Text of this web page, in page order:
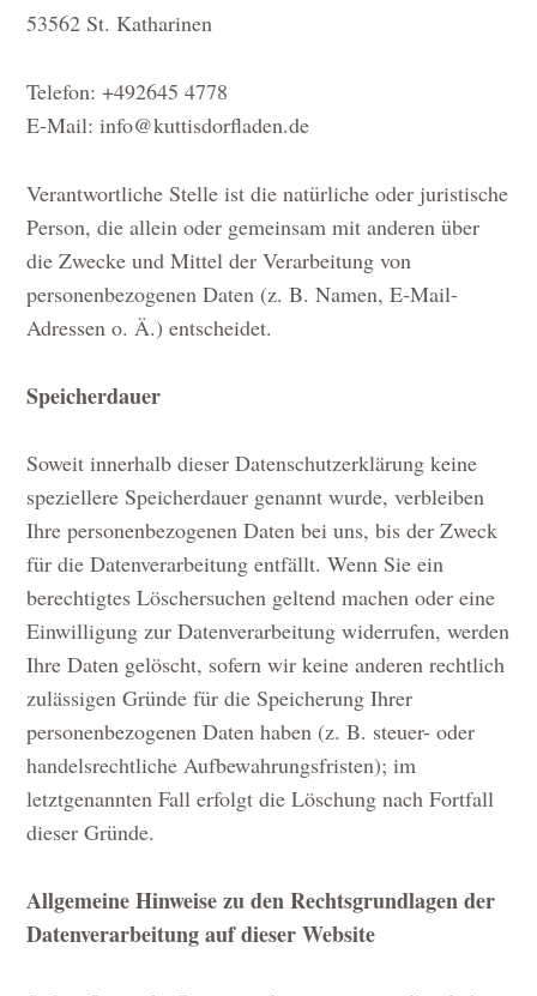
53562 St. Katharinen
Telefon: +492645 4778
E-Mail: info@kuttisdorfladen.de
Verantwortliche Stelle ist die natürliche oder juristische
Person, die allein oder gemeinsam mit anderen über
die Zwecke und Mittel der Verarbeitung von
personenbezogenen Daten (z. B. Namen, E-Mail-
Adressen o. Ä.) entscheidet.
Speicherdauer
Soweit innerhalb dieser Datenschutzerklärung keine
speziellere Speicherdauer genannt wurde, verbleiben
Ihre personenbezogenen Daten bei uns, bis der Zweck
für die Datenverarbeitung entfällt. Wenn Sie ein
berechtigtes Löschersuchen geltend machen oder eine
Einwilligung zur Datenverarbeitung widerrufen, werden
Ihre Daten gelöscht, sofern wir keine anderen rechtlich
zulässigen Gründe für die Speicherung Ihrer
personenbezogenen Daten haben (z. B. steuer- oder
handelsrechtliche Aufbewahrungsfristen); im
letztgenannten Fall erfolgt die Löschung nach Fortfall
dieser Gründe.
Allgemeine Hinweise zu den Rechtsgrundlagen der
Datenverarbeitung auf dieser Website